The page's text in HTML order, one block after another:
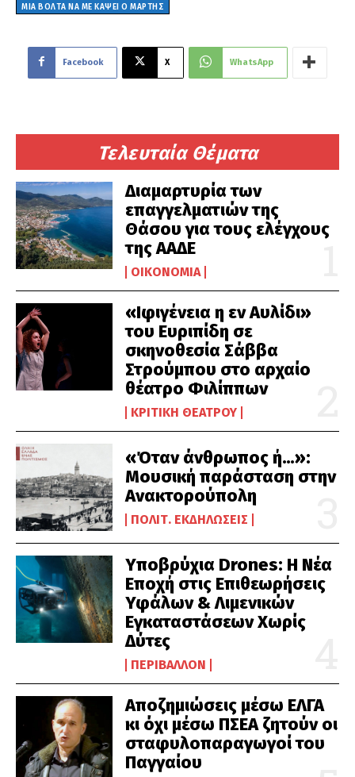
Τελευταία Θέματα
Διαμαρτυρία των
επαγγελματιών της
Θάσου για τους ελέγχους
της ΑΑΔΕ
ΟΙΚΟΝΟΜΊΑ
«Ιφιγένεια η εν Αυλίδι»
του Ευριπίδη σε
σκηνοθεσία Σάββα
Στρούμπου στο αρχαίο
θέατρο Φιλίππων
ΚΡΙΤΙΚΉ ΘΕΆΤΡΟΥ
«Όταν άνθρωπος ή…»:
Μουσική παράσταση στην
Ανακτορούπολη
ΠΟΛΙΤ. ΕΚΔΗΛΏΣΕΙΣ
Υποβρύχια Drones: Η Νέα
Εποχή στις Επιθεωρήσεις
Υφάλων & Λιμενικών
Εγκαταστάσεων Χωρίς
Δύτες
ΠΕΡΙΒΆΛΛΟΝ
Αποζημιώσεις μέσω ΕΛΓΑ
κι όχι μέσω ΠΣΕΑ ζητούν οι
σταφυλοπαραγωγοί του
Παγγαίου
ΜΙΑ ΒΌΛΤΑ ΝΑ ΜΕ ΚΆΨΕΙ Ο ΜΆΡΤΗΣ
Facebook X WhatsApp